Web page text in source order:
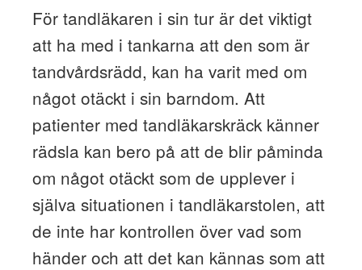
För tandläkaren i sin tur är det viktigt
att ha med i tankarna att den som är
tandvårdsrädd, kan ha varit med om
något otäckt i sin barndom. Att
patienter med tandläkarskräck känner
rädsla kan bero på att de blir påminda
om något otäckt som de upplever i
själva situationen i tandläkarstolen, att
de inte har kontrollen över vad som
händer och att det kan kännas som att